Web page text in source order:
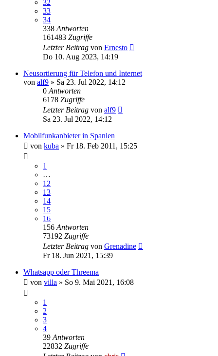
32
33
34
338 Antworten
161483 Zugriffe
Letzter Beitrag von Ernesto
Do 10. Aug 2023, 14:19
Neusortierung für Telefon und Internet
von alf9 » Sa 23. Jul 2022, 14:12
0 Antworten
6178 Zugriffe
Letzter Beitrag von alf9
Sa 23. Jul 2022, 14:12
Mobilfunkanbieter in Spanien
von kuba » Fr 18. Feb 2011, 15:25
1
…
12
13
14
15
16
156 Antworten
73192 Zugriffe
Letzter Beitrag von Grenadine
Fr 18. Jun 2021, 15:39
Whatsapp oder Threema
von villa » So 9. Mai 2021, 16:08
1
2
3
4
39 Antworten
22832 Zugriffe